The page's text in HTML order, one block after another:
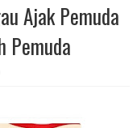
Ajak Pemuda
Pemuda